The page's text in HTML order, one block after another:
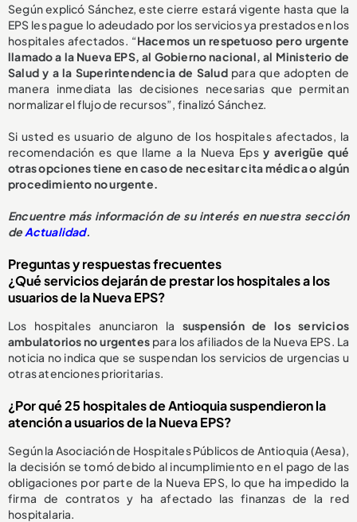
Según explicó Sánchez, este cierre estará vigente hasta que la
EPS les pague lo adeudado por los servicios ya prestados en los
hospitales afectados. “Hacemos un respetuoso pero urgente
llamado a la Nueva EPS, al Gobierno nacional, al Ministerio de
Salud y a la Superintendencia de Salud para que adopten de
manera inmediata las decisiones necesarias que permitan
normalizar el flujo de recursos”, finalizó Sánchez.
Si usted es usuario de alguno de los hospitales afectados, la
recomendación es que llame a la Nueva Epsy averigüe qué
otras opciones tiene en caso de necesitar cita médica o algún
procedimiento no urgente.
Encuentre más información de su interés en nuestra sección
deActualidad.
Preguntas y respuestas frecuentes
¿Qué servicios dejarán de prestar los hospitales a los
usuarios de la Nueva EPS?
Los hospitales anunciaron la suspensión de los servicios
ambulatorios no urgentes para los afiliados de la Nueva EPS. La
noticia no indica que se suspendan los servicios de urgencias u
otras atenciones prioritarias.
¿Por qué 25 hospitales de Antioquia suspendieron la
atención a usuarios de la Nueva EPS?
Según la Asociación de Hospitales Públicos de Antioquia (Aesa),
la decisión se tomó debido al incumplimiento en el pago de las
obligaciones por parte de la Nueva EPS, lo que ha impedido la
firma de contratos y ha afectado las finanzas de la red
hospitalaria.